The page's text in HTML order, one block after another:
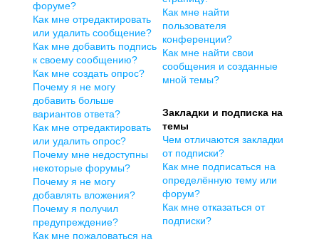
форуме?
Как мне отредактировать
или удалить сообщение?
Как мне добавить подпись
к своему сообщению?
Как мне создать опрос?
Почему я не могу
добавить больше
вариантов ответа?
Как мне отредактировать
или удалить опрос?
Почему мне недоступны
некоторые форумы?
Почему я не могу
добавлять вложения?
Почему я получил
предупреждение?
Как мне пожаловаться на
Как мне найти
пользователя
конференции?
Как мне найти свои
сообщения и созданные
мной темы?
Закладки и подписка на
темы
Чем отличаются закладки
от подписки?
Как мне подписаться на
определённую тему или
форум?
Как мне отказаться от
подписки?